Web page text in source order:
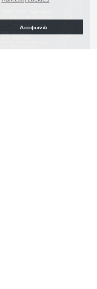
Διαφωνώ